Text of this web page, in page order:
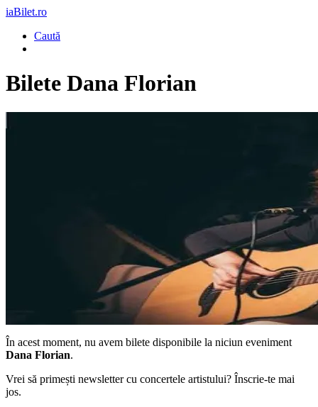
iaBilet.ro
Caută
Bilete Dana Florian
În acest moment, nu avem bilete disponibile la niciun eveniment
Dana Florian.
Vrei să primești newsletter cu concertele artistului? Înscrie-te mai
jos.